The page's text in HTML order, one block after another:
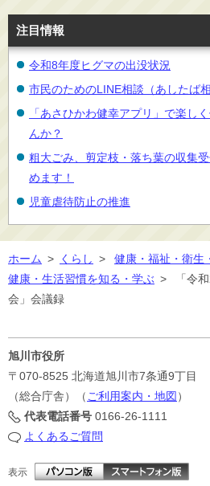
注目情報
令和8年度ヒグマの出没状況
市民のためのLINE相談（あしたば相
「あさひかわ健幸アプリ」で楽し
んか？
粗大ごみ、剪定枝・落ち葉の収集
めます！
児童虐待防止の推進
ホーム > くらし > 健康・福祉・衛生
健康・生活習慣を知る・学ぶ >
「令
会」会議録
旭川市役所
〒070-8525 北海道旭川市7条通9丁目
（総合庁舎）（ ご利用案内・地図 ）
代表電話番号 0166-26-1111
よくあるご質問
表示